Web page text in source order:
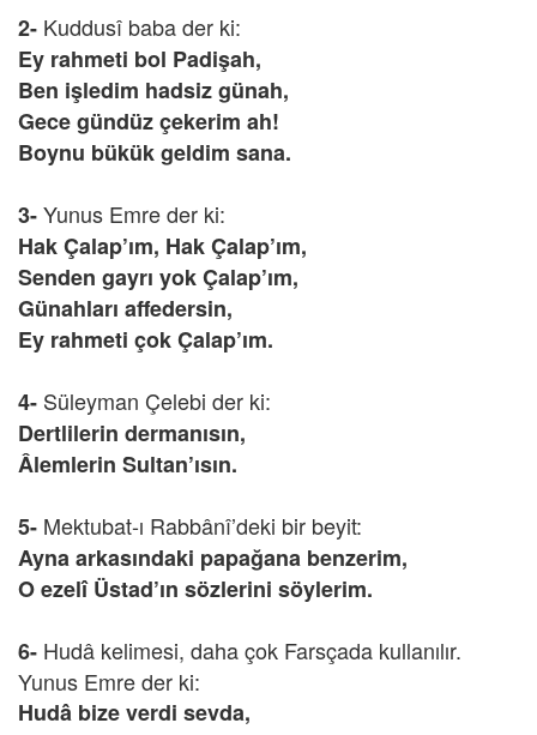
2- Kuddusî baba der ki:
Ey rahmeti bol Padişah,
Ben işledim hadsiz günah,
Gece gündüz çekerim ah!
Boynu bükük geldim sana.
3-Yunus Emre der ki:
Hak Çalap’ım, Hak Çalap’ım,
Senden gayrı yok Çalap’ım,
Günahları affedersin,
Ey rahmeti çok Çalap’ım.
4- Süleyman Çelebi der ki:
Dertlilerin dermanısın,
Âlemlerin Sultan’ısın.
5- Mektubat-ı Rabbânî’deki bir beyit:
Ayna arkasındaki papağana benzerim,
O ezelî Üstad’ın sözlerini söylerim.
6- Hudâ kelimesi, daha çok Farsçada kullanılır.
Yunus Emre der ki:
Hudâ bize verdi sevda,